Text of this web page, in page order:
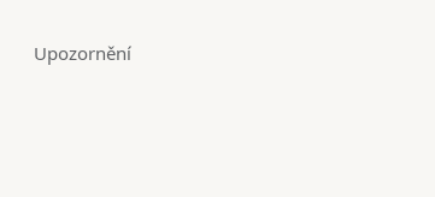
Upozornění